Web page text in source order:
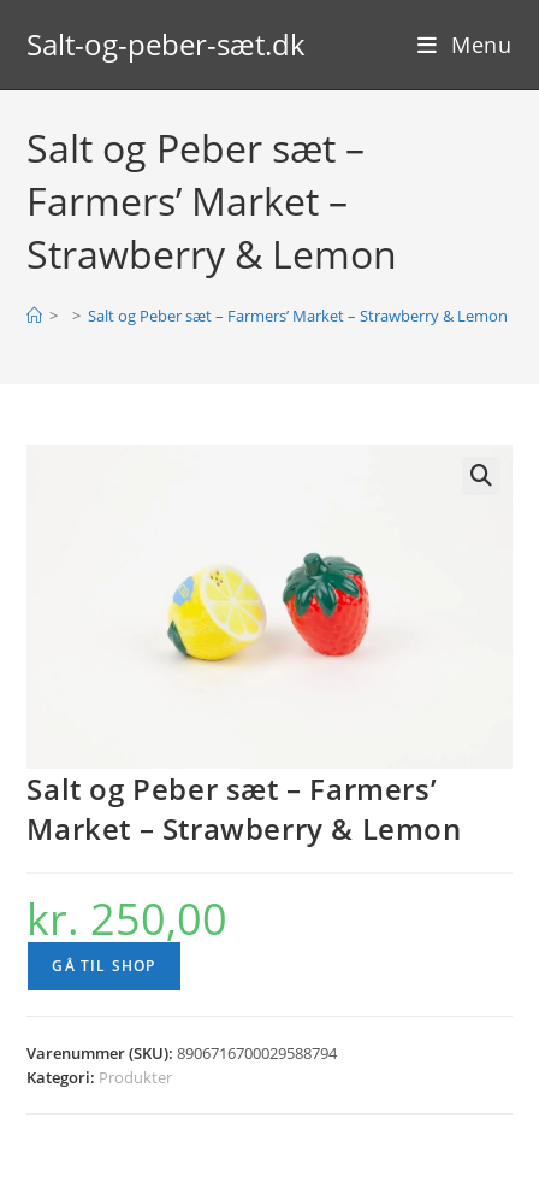
Salt-og-peber-sæt.dk Menu
Salt og Peber sæt –
Farmers’ Market –
Strawberry & Lemon
> > Salt og Peber sæt – Farmers’ Market – Strawberry & Lemon
Salt og Peber sæt – Farmers’
Market – Strawberry & Lemon
kr. 250,00
GÅ TIL SHOP
Varenummer (SKU):8906716700029588794
Kategori: Produkter